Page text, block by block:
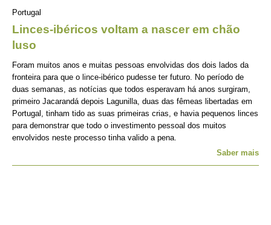
Portugal
Linces-ibéricos voltam a nascer em chão
luso
Foram muitos anos e muitas pessoas envolvidas dos dois lados da
fronteira para que o lince-ibérico pudesse ter futuro. No período de
duas semanas, as notícias que todos esperavam há anos surgiram,
primeiro Jacarandá depois Lagunilla, duas das fêmeas libertadas em
Portugal, tinham tido as suas primeiras crias, e havia pequenos linces
para demonstrar que todo o investimento pessoal dos muitos
envolvidos neste processo tinha valido a pena.
Saber mais